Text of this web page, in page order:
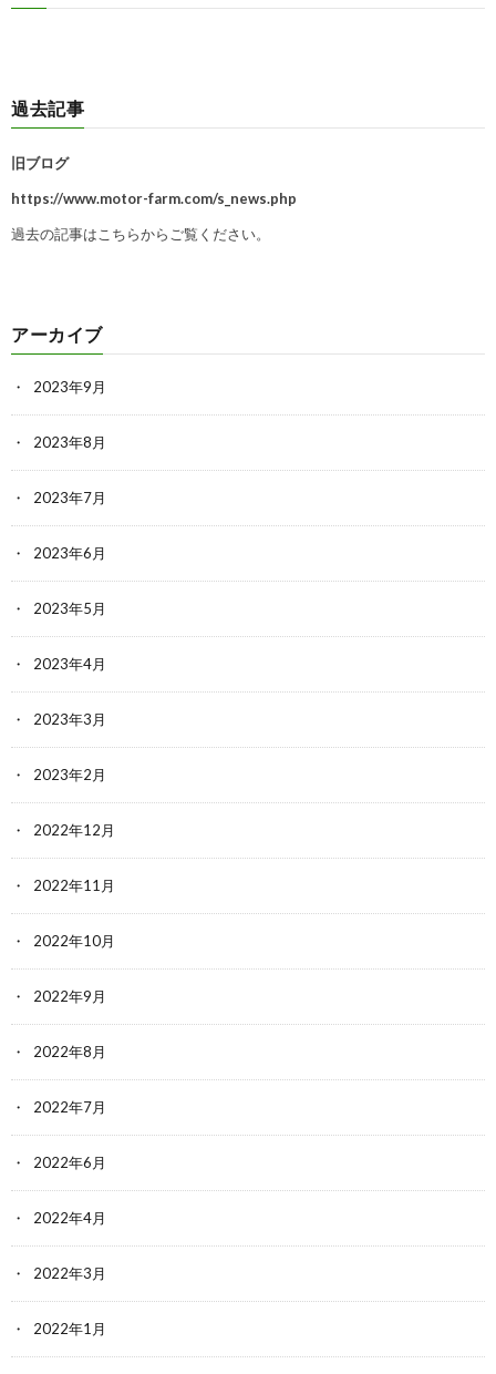
過去記事
旧ブログ
https://www.motor-farm.com/s_news.php
過去の記事はこちらからご覧ください。
アーカイブ
2023年9月
2023年8月
2023年7月
2023年6月
2023年5月
2023年4月
2023年3月
2023年2月
2022年12月
2022年11月
2022年10月
2022年9月
2022年8月
2022年7月
2022年6月
2022年4月
2022年3月
2022年1月